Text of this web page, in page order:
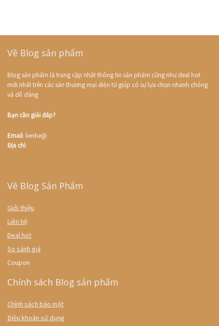
Về Blog sản phẩm
Blog sản phẩm là trang cập nhật thông tin sản phẩm cũng như deal hot
mới nhất trên các sàn thương mại điện tử giúp có sự lựa chọn nhanh chóng
và dễ dàng
Bạn cần giải đáp?
Email: lienhe@
Địa chỉ:
Về Blog Sản Phẩm
Giới thiệu
Liên hệ
Deal hot
So sánh giá
Coupon
Chính sách Blog sản phẩm
Chính sách bảo mật
Điều khoản sử dụng